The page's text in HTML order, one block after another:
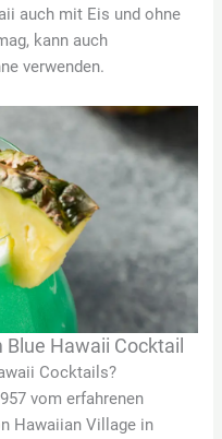
auch mit Eis und ohne
kann auch
verwenden.
Hawaii Cocktail
Cocktails?
vom erfahrenen
Hawaiian Village in